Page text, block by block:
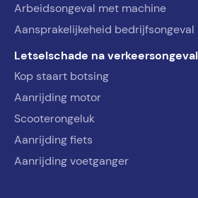
Arbeidsongeval met machine
Aansprakelijkeheid bedrijfsongeval
Letselschade na verkeersongeval
Kop staart botsing
Aanrijding motor
Scooterongeluk
Aanrijding fiets
Aanrijding voetganger